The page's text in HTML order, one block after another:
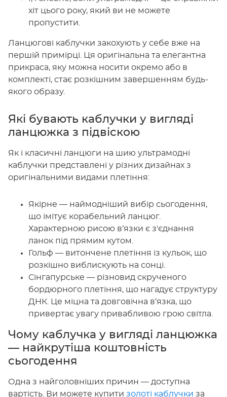
хіт цього року, який ви не можете
пропустити.
Ланцюгові каблучки закохують у себе вже на
першій примірці. Ця оригінальна та елегантна
прикраса, яку можна носити окремо або в
комплекті, стає розкішним завершенням будь-
якого образу.
Які бувають каблучки у вигляді
ланцюжка з підвіскою
Як і класичні ланцюги на шию ультрамодні
каблучки представлені у різних дизайнах з
оригінальними видами плетіння:
Якірне — наймодніший вибір сьогодення,
що імітує корабельний ланцюг.
Характерною рисою в‘язки є з'єднання
ланок під прямим кутом.
Гольф — витончене плетіння із кульок, що
розкішно виблискують на сонці.
Сінгапурське — різновид скрученого
бордюрного плетіння, що нагадує структуру
ДНК. Це міцна та довговічна в‘язка, що
привертає увагу привабливою грою світла.
Чому каблучка у вигляді ланцюжка
— найкрутіша коштовність
сьогодення
Одна з найголовніших причин — доступна
вартість. Ви можете купити золоті каблучки за